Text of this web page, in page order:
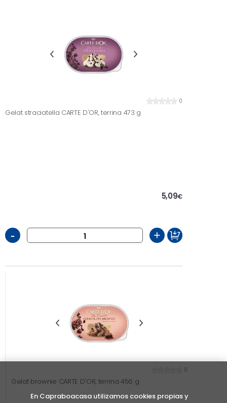
0
Gelat straciatella CARTE D'OR, terrina 473 g
5,09€
- +
0
Gelat brownie CARTE D'OR, terrina 456 g
En Capraboacasa utilizamos cookies propias y